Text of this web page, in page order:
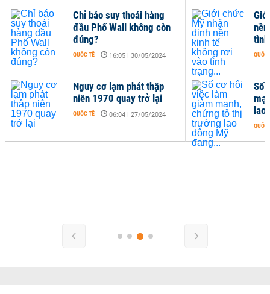
Số
lao
QUỐC
Chỉ báo suy thoái hàng
đầu Phố Wall không còn
đúng?
QUỐC TẾ - 16:05 | 30/05/2024
Nguy cơ lạm phát thập
niên 1970 quay trở lại
QUỐC TẾ - 06:04 | 27/05/2024
QUỐC